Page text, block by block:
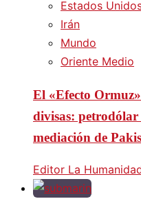
Estados
Irán
Mundo
Oriente Medio
El «Efecto
divisas:
mediación de
Editor La